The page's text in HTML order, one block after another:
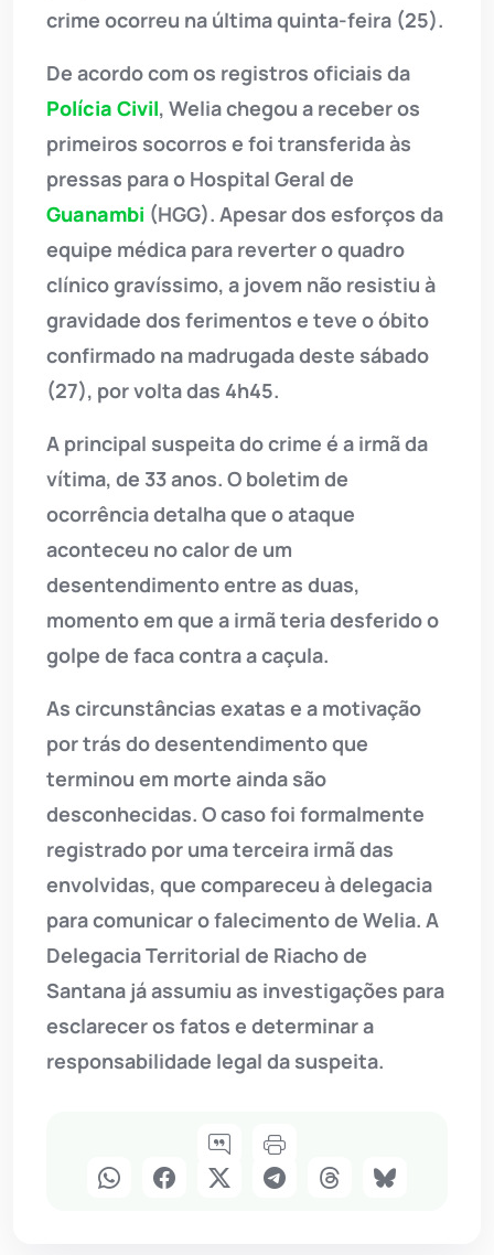
crime ocorreu na última quinta-feira (25).
De acordo com os registros oficiais da
Polícia Civil, Welia chegou a receber os
primeiros socorros e foi transferida às
pressas para o Hospital Geral de
Guanambi (HGG). Apesar dos esforços da
equipe médica para reverter o quadro
clínico gravíssimo, a jovem não resistiu à
gravidade dos ferimentos e teve o óbito
confirmado na madrugada deste sábado
(27), por volta das 4h45.
A principal suspeita do crime é a irmã da
vítima, de 33 anos. O boletim de
ocorrência detalha que o ataque
aconteceu no calor de um
desentendimento entre as duas,
momento em que a irmã teria desferido o
golpe de faca contra a caçula.
As circunstâncias exatas e a motivação
por trás do desentendimento que
terminou em morte ainda são
desconhecidas. O caso foi formalmente
registrado por uma terceira irmã das
envolvidas, que compareceu à delegacia
para comunicar o falecimento de Welia. A
Delegacia Territorial de Riacho de
Santana já assumiu as investigações para
esclarecer os fatos e determinar a
responsabilidade legal da suspeita.